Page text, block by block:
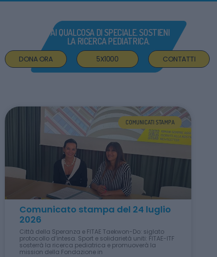
FAI QUALCOSA DI SPECIALE. SOSTIENI
LA RICERCA PEDIATRICA.
DONA ORA 5X1000 CONTATTI
COMUNICATI STAMPA
Comunicato stampa del 24 luglio
2026
Città della Speranza e FITAE Taekwon-Do: siglato
protocollo d’intesa. Sport e solidarietà uniti: FITAE-ITF
sosterrà la ricerca pediatrica e promuoverà la
mission della Fondazione in